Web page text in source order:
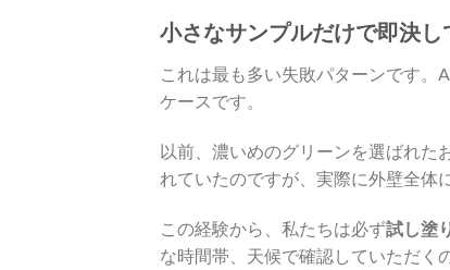
小さなサンプルだけで即決し
これは最も多い失敗パターンです。
ケースです。
以前、濃いめのグリーンを選ばれた
れていたのですが、実際に外壁全体
この経験から、私たちは必ず試し塗
な時間帯、天候で確認していただく